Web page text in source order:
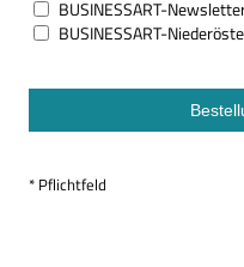
BUSINESSART-
BUSINESSART-
* Pflichtfeld